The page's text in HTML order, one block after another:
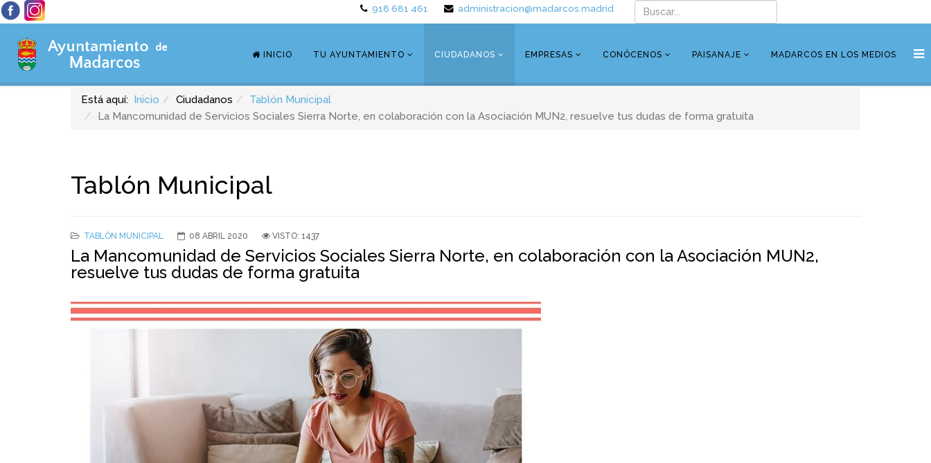
918 681 461 administracion@madarcos.madrid
INICIO TU AYUNTAMIENTO CIUDADANOS EMPRESAS CONÓCENOS PAISANAJE MADARCOS EN LOS MEDIOS
Está aquí: Inicio Ciudadanos
Tablón Municipal
La Mancomunidad de Servicios Sociales Sierra Norte, en colaboración con la Asociación MUN2, resuelve tus dudas de forma gratuita
Tablón Municipal
TABLÓN MUNICIPAL 08 ABRIL 2020 VISTO: 1437
La Mancomunidad de Servicios Sociales Sierra Norte, en colaboración con la Asociación MUN2,
resuelve tus dudas de forma gratuita